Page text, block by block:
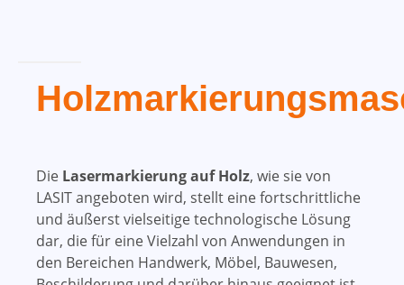
Die Lasermarkierung auf Holz, wie sie von
LASIT angeboten wird, stellt eine fortschrittliche
und äußerst vielseitige technologische Lösung
dar, die für eine Vielzahl von Anwendungen in
den Bereichen Handwerk, Möbel, Bauwesen,